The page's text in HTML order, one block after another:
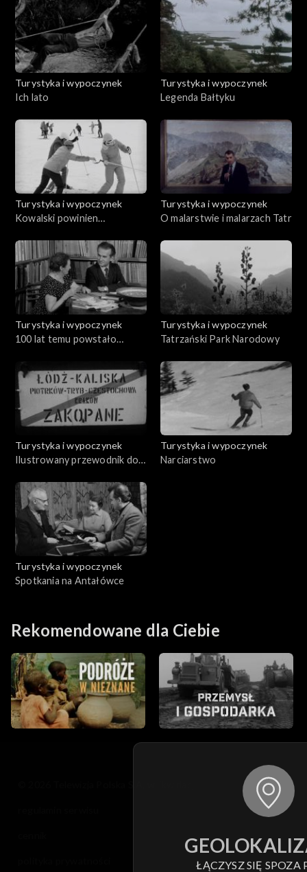
Turystyka i wypoczynek
Ich lato
Turystyka i wypoczynek
Legenda Bałtyku
Turystyka i wypoczynek
Kowalski powinien
Turystyka i wypoczynek
O malarstwie i malarzach Tatr
Turystyka i wypoczynek
100 lat temu powstało
Turystyka i wypoczynek
Tatrzański Park Narodowy
Turystyka i wypoczynek
Ilustrowany przewodnik do
Turystyka i wypoczynek
Narciarstwo
Turystyka i wypoczynek
Spotkania na Antałówce
Rekomendowane dla Ciebie
ŁĄCZYSZ SIĘ SPOZA